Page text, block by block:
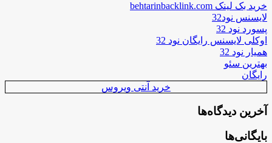
خرید بک لینک behtarinbacklink.com
لایسنس نود32
پسورد نود 32
اوکلی لایسنس رایگان نود 32
همیار نود 32
بهترین سئو
رایگان
خرید آنتی ویروس
آخرین دیدگاه‌ها
بایگانی‌ها